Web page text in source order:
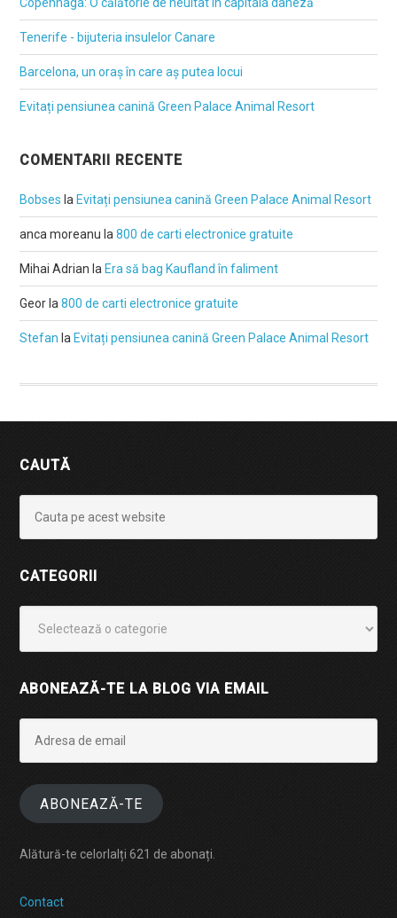
Tenerife - bijuteria insulelor Canare
Barcelona, un oraș în care aș putea locui
Evitați pensiunea canină Green Palace Animal Resort
COMENTARII RECENTE
Bobses la Evitați pensiunea canină Green Palace Animal Resort
anca moreanu la800 de carti electronice gratuite
Mihai Adrian la Era să bag Kaufland în faliment
Geor la800 de carti electronice gratuite
Stefan la Evitați pensiunea canină Green Palace Animal Resort
CAUTĂ
CATEGORII
ABONEAZĂ-TE LA BLOG VIA EMAIL
email
ABONEAZĂ-TE
Alătură-te celorlalți 621 de abonați.
Contact